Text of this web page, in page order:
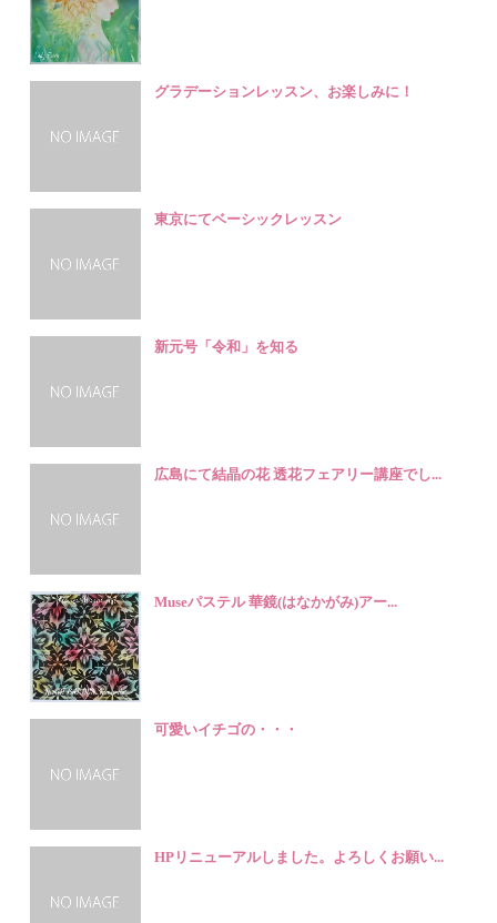
グラデーションレッスン、お楽しみに！
東京にてベーシックレッスン
新元号「令和」を知る
広島にて結晶の花 透花フェアリー講座でし...
Museパステル 華鏡(はなかがみ)アー...
可愛いイチゴの・・・
HPリニューアルしました。よろしくお願い...